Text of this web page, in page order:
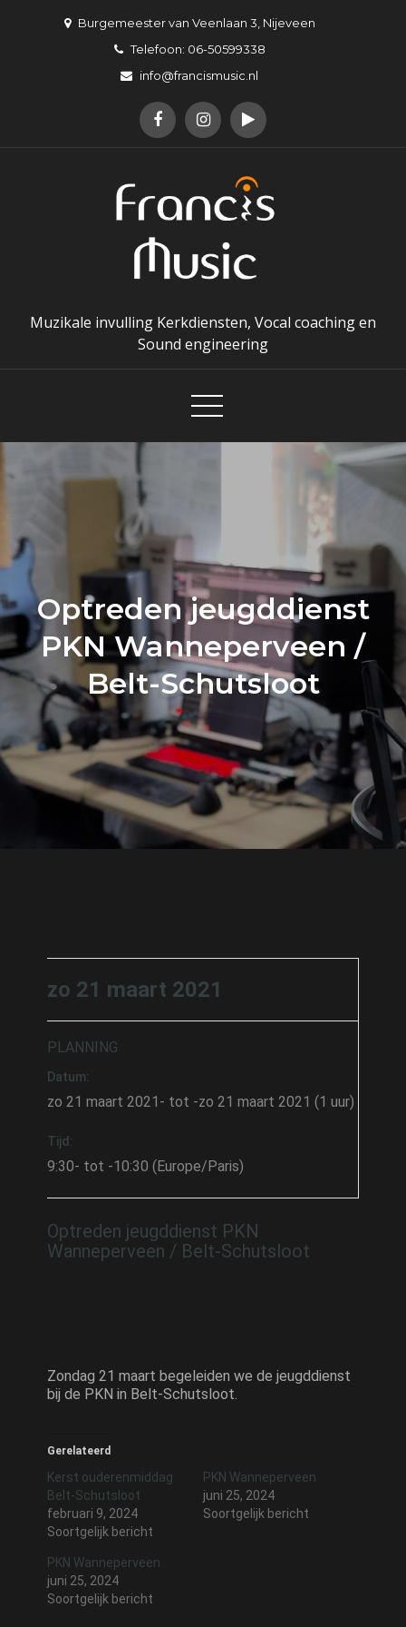
Burgemeester van Veenlaan 3, Nijeveen
Telefoon: 06-50599338
info@francismusic.nl
Muzikale invulling Kerkdiensten, Vocal coaching en
Sound engineering
Optreden jeugddienst
PKN Wanneperveen /
Belt-Schutsloot
zo 21 maart 2021
PLANNING
Datum:
zo 21 maart 2021- tot -zo 21 maart 2021 (1 uur)
Tijd:
9:30- tot -10:30 (Europe/Paris)
Optreden jeugddienst PKN
Wanneperveen / Belt-Schutsloot
Zondag 21 maart begeleiden we de jeugddienst
bij de PKN in Belt-Schutsloot.
Gerelateerd
Kerst ouderenmiddag
Belt-Schutsloot
februari 9, 2024
Soortgelijk bericht
PKN Wanneperveen
juni 25, 2024
Soortgelijk bericht
PKN Wanneperveen
juni 25, 2024
Soortgelijk bericht